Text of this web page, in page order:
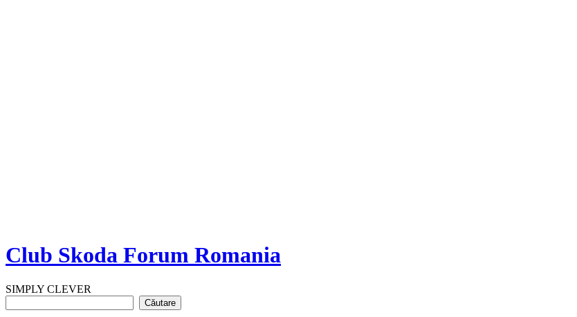
Club Skoda Forum Romania
SIMPLY CLEVER